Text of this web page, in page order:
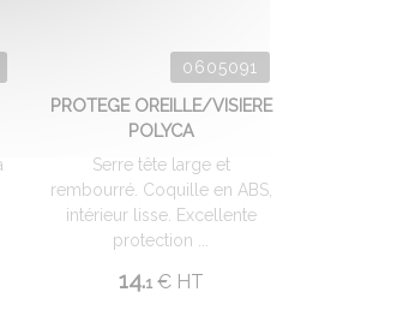
0605091
PROTEGE OREILLE/VISIERE
POLYCA
Serre tête large et
rembourré. Coquille en ABS,
intérieur lisse. Excellente
protection ...
14.1 €HT